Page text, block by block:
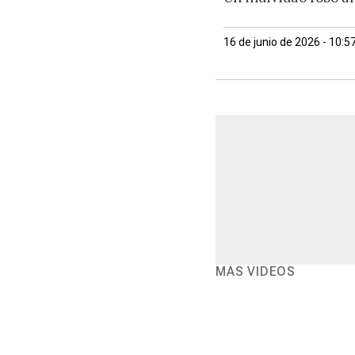
16 de junio de 2026 -
MÁS VIDEOS